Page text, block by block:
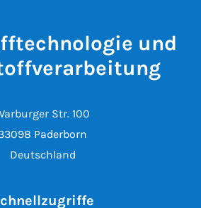
und
Str. 100
Paderborn
Deutschland